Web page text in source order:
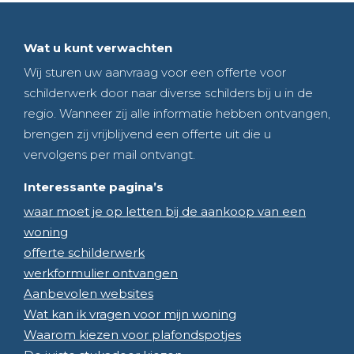
Wat u kunt verwachten
Wij sturen uw aanvraag voor een offerte voor
schilderwerk door naar diverse schilders bij u in de
regio. Wanneer zij alle informatie hebben ontvangen,
brengen zij vrijblijvend een offerte uit die u
vervolgens per mail ontvangt.
Interessante pagina’s
waar moet je op letten bij de aankoop van een
woning
offerte schilderwerk
werkformulier ontvangen
Aanbevolen websites
Wat kan ik vragen voor mijn woning
Waarom kiezen voor plafondspotjes